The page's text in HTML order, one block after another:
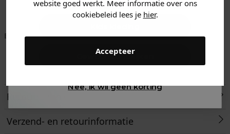
website goed werkt. Meer informatie over ons
cookiebeleid lees je hier.
Accepteer
Betaal achteraf met
Voor 23:59 besteld
is morgen in huis!*
Klanten beoordelen
Retourneren
Verzend- en retourinformatie
Gewoon rondkijken
Nee, ik wil geen korting